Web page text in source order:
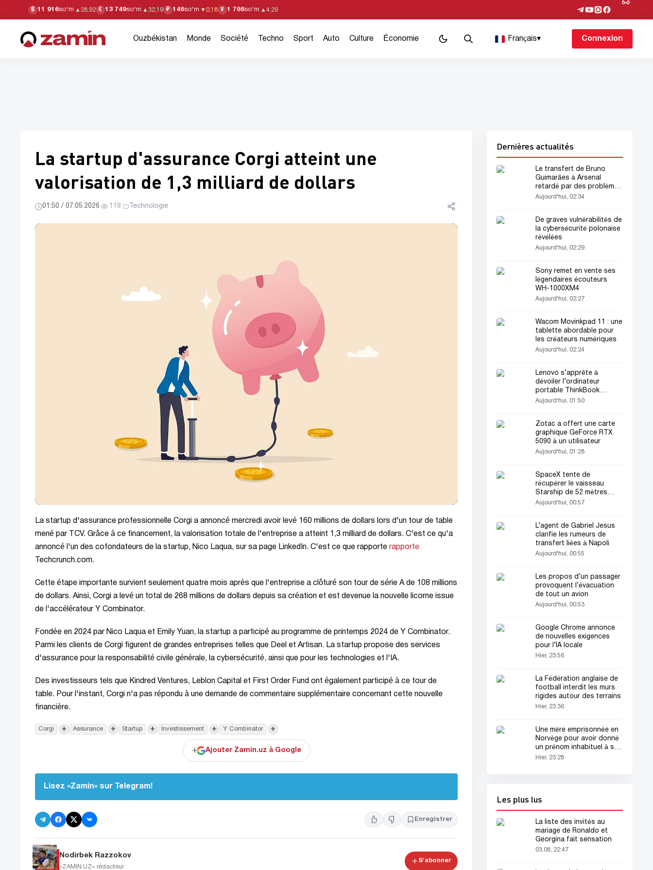
$ 11 916so'm ▲ 28,92 € 13 749so'm ▲ 32,19 ₽ 146so'm ▼ 0,18 ¥ 1 766so'm ▲ 4,29
Ouzbékistan Monde Société Techno Sport Auto Culture Économie Français▾ Connexion
La startup d'assurance Corgi atteint une
valorisation de 1,3 milliard de dollars
01:50 / 07.05.2026· 118· Technologie
La startup d'assurance professionnelle Corgi a annoncé mercredi avoir levé 160 millions de dollars lors d'un tour de table
mené par TCV. Grâce à ce financement, la valorisation totale de l'entreprise a atteint 1,3 milliard de dollars. C'est ce qu'a
annoncé l'un des cofondateurs de la startup, Nico Laqua, sur sa page LinkedIn. C'est ce que rapporte rapporte
Techcrunch.com.
Cette étape importante survient seulement quatre mois après que l'entreprise a clôturé son tour de série A de 108 millions
de dollars. Ainsi, Corgi a levé un total de 268 millions de dollars depuis sa création et est devenue la nouvelle licorne issue
de l'accélérateur Y Combinator.
Fondée en 2024 par Nico Laqua et Emily Yuan, la startup a participé au programme de printemps 2024 de Y Combinator.
Parmi les clients de Corgi figurent de grandes entreprises telles que Deel et Artisan. La startup propose des services
d'assurance pour la responsabilité civile générale, la cybersécurité, ainsi que pour les technologies et l'IA.
Des investisseurs tels que Kindred Ventures, Leblon Capital et First Order Fund ont également participé à ce tour de
table. Pour l'instant, Corgi n'a pas répondu à une demande de commentaire supplémentaire concernant cette nouvelle
financière.
Corgi + Assurance + Startup + Investissement + Y Combinator +
+ Ajouter Zamin.uz à Google
Lisez «Zamin» sur Telegram!
Enregistrer
Nodirbek Razzokov
«ZAMIN.UZ» rédacteur
S'abonner
Dernières actualités
Le transfert de Bruno
Guimarães à Arsenal
retardé par des problèmes
bureaucratiques
Aujourd'hui, 02:34
De graves vulnérabilités de
la cybersécurité polonaise
révélées
Aujourd'hui, 02:29
Sony remet en vente ses
légendaires écouteurs
WH-1000XM4
Aujourd'hui, 02:27
Wacom Movinkpad 11 : une
tablette abordable pour
les créateurs numériques
Aujourd'hui, 02:24
Lenovo s’apprête à
dévoiler l’ordinateur
portable ThinkBook
Aeroblade ultrafin
Aujourd'hui, 01:50
Zotac a offert une carte
graphique GeForce RTX
5090 à un utilisateur
Aujourd'hui, 01:28
SpaceX tente de
récupérer le vaisseau
Starship de 52 mètres
dans l’océan Indien
Aujourd'hui, 00:57
L’agent de Gabriel Jesus
clarifie les rumeurs de
transfert liées à Napoli
Aujourd'hui, 00:55
Les propos d’un passager
provoquent l’évacuation
de tout un avion
Aujourd'hui, 00:53
Google Chrome annonce
de nouvelles exigences
pour l’IA locale
Hier, 23:56
La Fédération anglaise de
football interdit les murs
rigides autour des terrains
Hier, 23:36
Une mère emprisonnée en
Norvège pour avoir donné
un prénom inhabituel à son
fils
Hier, 23:28
Les plus lus
La liste des invités au
mariage de Ronaldo et
Georgina fait sensation
03.08, 22:47